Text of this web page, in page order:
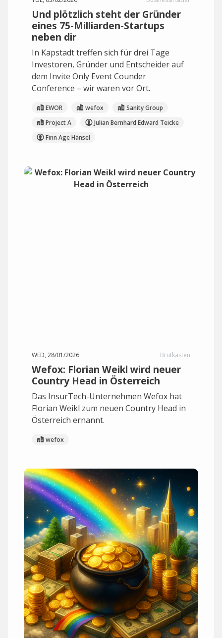
Und plötzlich steht der Gründer
eines 75-Milliarden-Startups
neben dir
In Kapstadt treffen sich für drei Tage
Investoren, Gründer und Entscheider auf
dem Invite Only Event Counder
Conference – wir waren vor Ort.
EWOR wefox
Sanity Group
Project A
Julian Bernhard Edward Teicke
Finn Age Hänsel
WED, 28/01/2026 Brutkasten
Wefox: Florian Weikl wird neuer
Country Head in Österreich
Das InsurTech-Unternehmen Wefox hat
Florian Weikl zum neuen Country Head in
Österreich ernannt.
wefox